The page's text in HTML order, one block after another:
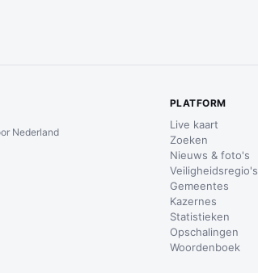
Nederland
PLATFORM
Live kaart
Zoeken
Nieuws & foto's
Veiligheidsregio's
Gemeentes
Kazernes
Statistieken
Opschalingen
Woordenboek